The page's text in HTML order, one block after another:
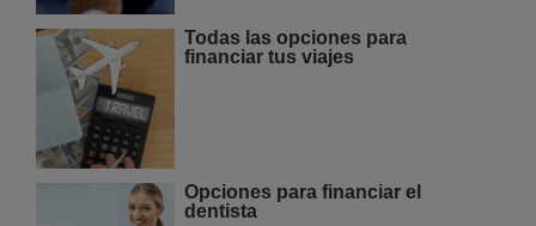
Todas las opciones para
financiar tus viajes
Opciones para financiar el
dentista